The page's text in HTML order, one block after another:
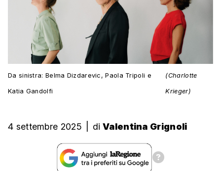
Da sinistra: Belma Dizdarevic, Paola Tripoli e
Katia Gandolfi
(Charlotte
Krieger)
4 settembre 2025 di Valentina Grignoli